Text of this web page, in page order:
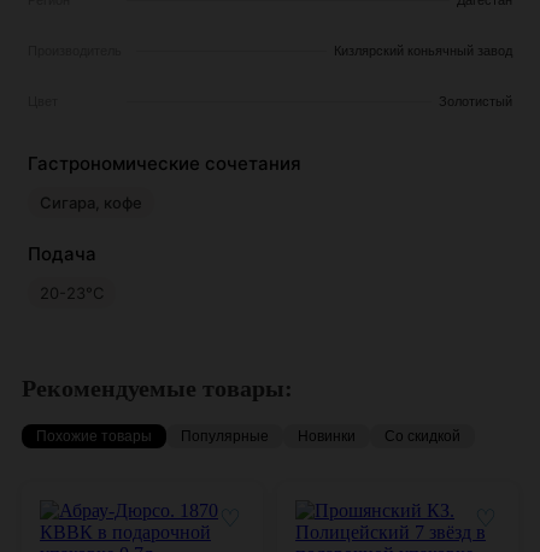
Кизлярский коньячный завод
Золотистый
Гастрономические сочетания
Сигара, кофе
Подача
20-23°С
Рекомендуемые товары:
Похожие товары Популярные Новинки Со скидкой